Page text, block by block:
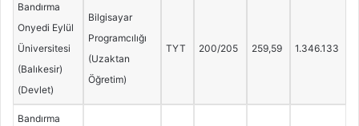
Bandırma
Onyedi Eylül
Üniversitesi
(Balıkesir)
(Devlet)
Bilgisayar
Programcılığı
(Uzaktan
Öğretim)
TYT 200/205 259,59 1.346.133
Bandırma